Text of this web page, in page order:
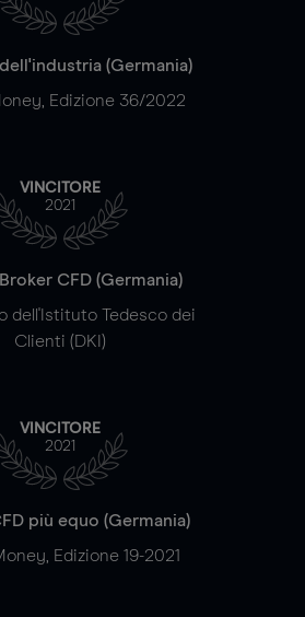
(Germania)
Edizione 36/2022
VINCITORE
2021
CFD (Germania)
dell'Istituto Tedesco dei
Clienti (DKI)
VINCITORE
2021
più equo (Germania)
Edizione 19-2021